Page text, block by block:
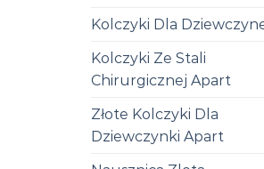
Kolczyki Dla
Kolczyki Ze Stali
Chirurgicznej Apart
Złote Kolczyki Dla
Dziewczynki Apart